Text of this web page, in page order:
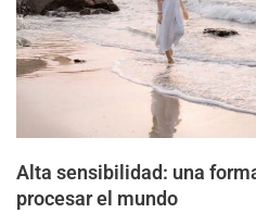
Alta sensibilidad: una
procesar el mundo